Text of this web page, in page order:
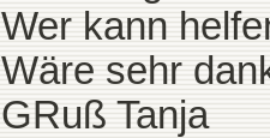
Wer kann
Wäre sehr
GRuß Tanja